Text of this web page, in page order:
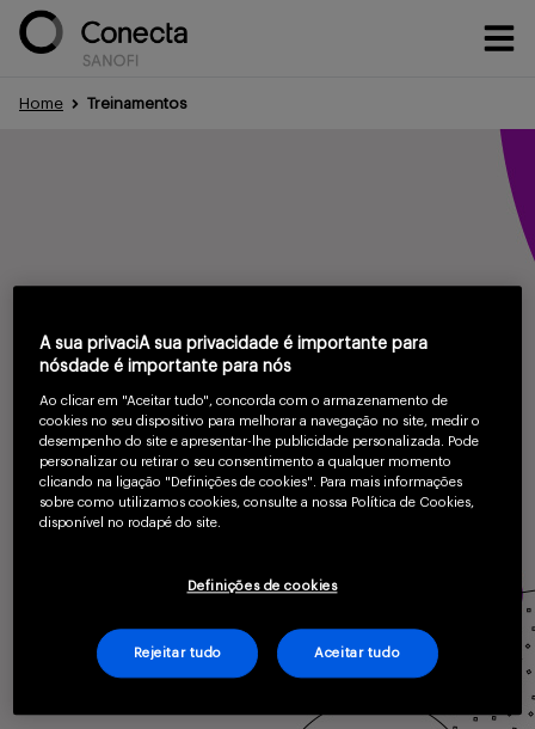
Treinamentos
Portfólio
Home Treinamentos
Treinamentos
A sua privaciA sua privacidade é importante para
nósdade é importante para nós
Ao clicar em "Aceitar tudo", concorda com o armazenamento de
cookies no seu dispositivo para melhorar a navegação no site, medir o
desempenho do site e apresentar-lhe publicidade personalizada. Pode
personalizar ou retirar o seu consentimento a qualquer momento
clicando na ligação "Definições de cookies". Para mais informações
sobre como utilizamos cookies, consulte a nossa Política de Cookies,
disponível no rodapé do site.
Definições de cookies
Rejeitar tudo Aceitar tudo